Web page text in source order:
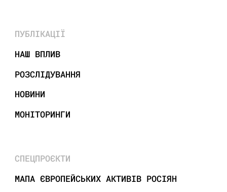
ПУБЛІКАЦІЇ
НАШ ВПЛИВ
РОЗСЛІДУВАННЯ
НОВИНИ
МОНІТОРИНГИ
СПЕЦПРОЄКТИ
МАПА ЄВРОПЕЙСЬКИХ АКТИВІВ РОСІЯН